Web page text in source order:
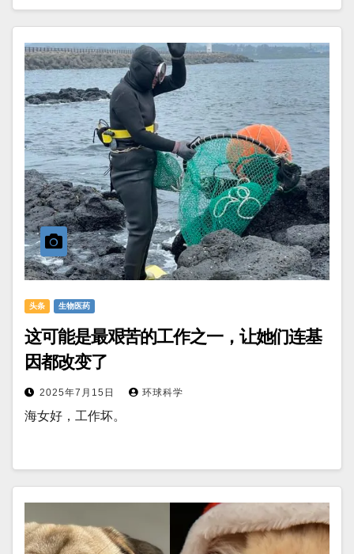
头条 生物医药
这可能是最艰苦的工作之一，让她们连基
因都改变了
2025年7月15日 环球科学
海女好，工作坏。